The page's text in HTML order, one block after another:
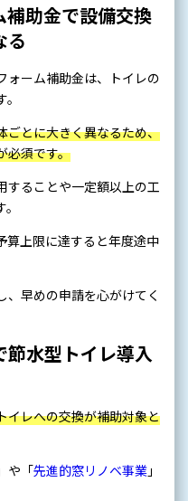
補助金で設備交換
る
ォーム補助金は、トイレの
ごとに大きく異なるため、
必須です。
することや一定額以上の工
算上限に達すると年度途中
早めの申請を心がけてく
節水型トイレ導入
イレへの交換が補助対象と
や「先進的窓リノベ事業 」